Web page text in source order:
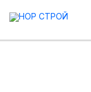
содержимому
товара
Тактильная